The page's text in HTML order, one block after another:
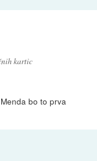
kartic
bo to prva